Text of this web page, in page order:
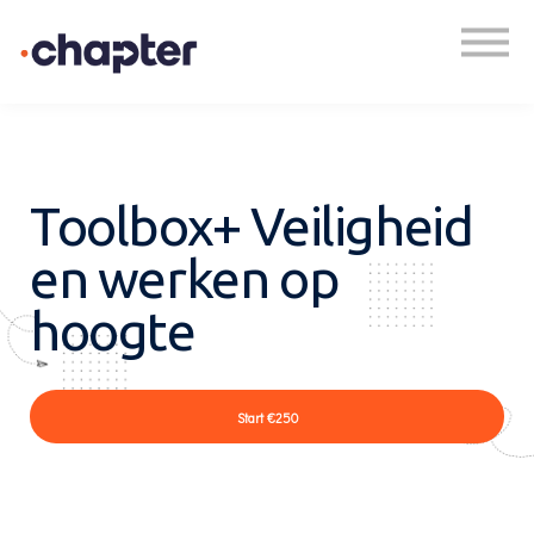
Toolbox+ Veiligheid
en werken op
hoogte
Start €250